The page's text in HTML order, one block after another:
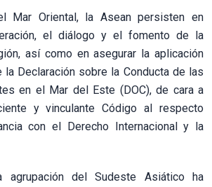
Mar Oriental, la Asean persisten en
el diálogo y el fomento de la
así como en asegurar la aplicación
Declaración sobre la Conducta de las
en el Mar del Este (DOC), de cara a
y vinculante Código al respecto
con el Derecho Internacional y la
del Sudeste Asiático ha